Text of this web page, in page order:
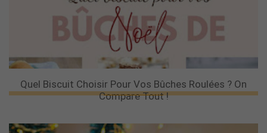
Quel Biscuit Choisir Pour Vos Bûches Roulées ? On
Compare Tout !